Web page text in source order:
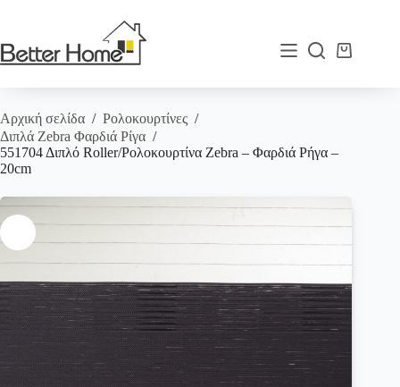
Καλάθι
Αρχική σελίδα / Ρολοκουρτίνες /
Διπλά Zebra Φαρδιά Ρίγα /
551704 Διπλό Roller/Ρολοκουρτίνα Zebra – Φαρδιά Ρήγα –
20cm